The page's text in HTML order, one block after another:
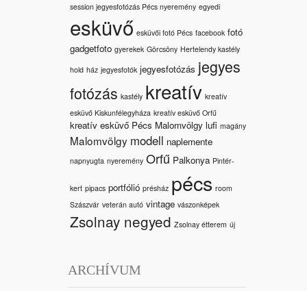
session jegyesfotózás Pécs nyeremény egyedi
esküvő esküvői fotó Pécs facebook fotó
gadgetfoto gyerekek Görcsöny Hertelendy kastély
hold ház jegyesfotók jegyesfotózás jegyes
fotózás kastély kreatív kreatív
esküvő Kiskunfélegyháza kreatív esküvő Orfű
kreatív esküvő Pécs Malomvölgy lufi magány
Malomvölgy modell naplemente
napnyugta nyeremény Orfű Palkonya Pintér-
kert pipacs portfólió présház pécs room
Szászvár veterán autó vintage vászonképek
Zsolnay negyed Zsolnay étterem új
ARCHÍVUM